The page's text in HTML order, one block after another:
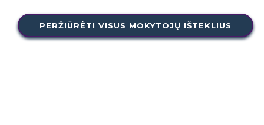
PERŽIŪRĖTI VISUS MOKYTOJŲ IŠTEKLIUS